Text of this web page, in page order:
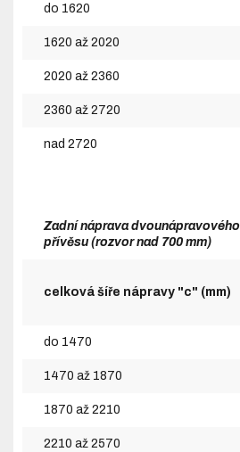
do 1620
1620 až 2020
2020 až 2360
2360 až 2720
nad 2720
Zadní náprava dvounápravového
přívěsu (rozvor nad 700 mm)
celková šíře nápravy "c" (mm)
do 1470
1470 až 1870
1870 až 2210
2210 až 2570